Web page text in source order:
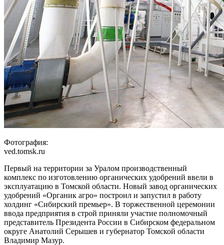
Фотография:
ved.tomsk.ru
Первый на территории за Уралом производственный
комплекс по изготовлению органических удобрений ввели в
эксплуатацию в Томской области. Новый завод органических
удобрений «Органик агро» построил и запустил в работу
холдинг «Сибирский премьер». В торжественной церемонии
ввода предприятия в строй приняли участие полномочный
представитель Президента России в Сибирском федеральном
округе Анатолий Серышев и губернатор Томской области
Владимир Мазур.